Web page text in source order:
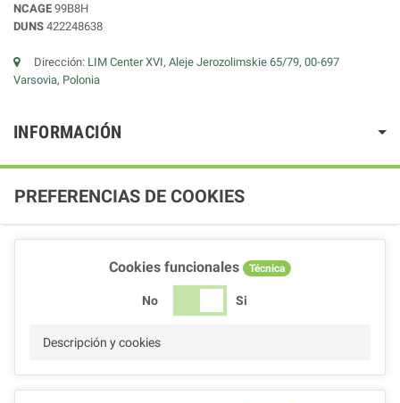
NCAGE 99B8H
DUNS 422248638
Dirección: LIM Center XVI, Aleje Jerozolimskie 65/79, 00-697
Varsovia, Polonia
INFORMACIÓN
PREFERENCIAS DE COOKIES
Cookies funcionales Técnica
No Si
Descripción y cookies